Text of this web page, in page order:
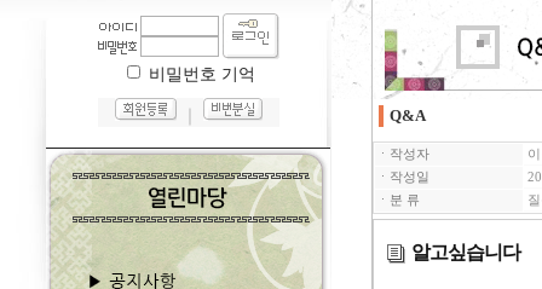
비밀번호 기억
Q&A
ㆍ작성자
ㆍ작성일
ㆍ분 류
알고싶습니다